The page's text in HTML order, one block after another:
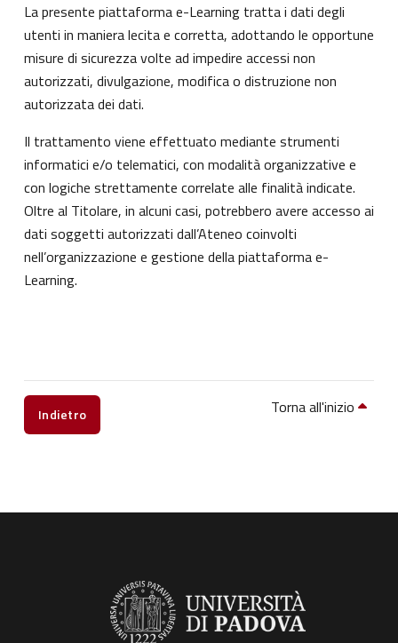
La presente piattaforma e-Learning tratta i dati degli
utenti in maniera lecita e corretta, adottando le opportune
misure di sicurezza volte ad impedire accessi non
autorizzati, divulgazione, modifica o distruzione non
autorizzata dei dati.
Il trattamento viene effettuato mediante strumenti
informatici e/o telematici, con modalità organizzative e
con logiche strettamente correlate alle finalità indicate.
Oltre al Titolare, in alcuni casi, potrebbero avere accesso ai
dati soggetti autorizzati dall’Ateneo coinvolti
nell’organizzazione e gestione della piattaforma e-
Learning.
Indietro Torna all'inizio